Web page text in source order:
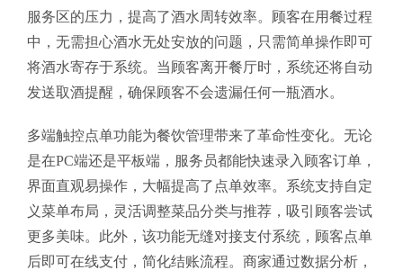
服务区的压力，提高了酒水周转效率。顾客在用餐过程
中，无需担心酒水无处安放的问题，只需简单操作即可
将酒水寄存于系统。当顾客离开餐厅时，系统还将自动
发送取酒提醒，确保顾客不会遗漏任何一瓶酒水。
多端触控点单功能为餐饮管理带来了革命性变化。无论
是在PC端还是平板端，服务员都能快速录入顾客订单，
界面直观易操作，大幅提高了点单效率。系统支持自定
义菜单布局，灵活调整菜品分类与推荐，吸引顾客尝试
更多美味。此外，该功能无缝对接支付系统，顾客点单
后即可在线支付，简化结账流程。商家通过数据分析，